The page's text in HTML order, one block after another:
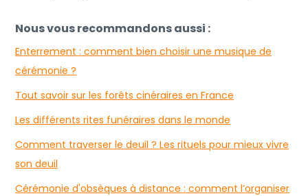
Nous vous recommandons aussi :
Enterrement : comment bien choisir une musique de
cérémonie ?
Tout savoir sur les forêts cinéraires en France
Les différents rites funéraires dans le monde
Comment traverser le deuil ? Les rituels pour mieux vivre
son deuil
Cérémonie d'obsèques à distance : comment l’organiser